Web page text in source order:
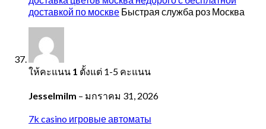
доставкой по москве Быстрая служба роз Москва
ให้คะแนน 1 ตั้งแต่ 1-5 คะแนน
JesseImilm – มกราคม 31, 2026
7k casino игровые автоматы